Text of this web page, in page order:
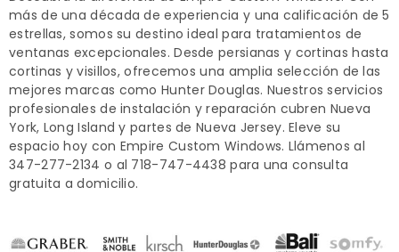
más de una década de experiencia y una calificación de 5
estrellas, somos su destino ideal para tratamientos de
ventanas excepcionales. Desde persianas y cortinas hasta
cortinas y visillos, ofrecemos una amplia selección de las
mejores marcas como Hunter Douglas. Nuestros servicios
profesionales de instalación y reparación cubren Nueva
York, Long Island y partes de Nueva Jersey. Eleve su
espacio hoy con Empire Custom Windows. Llámenos al
347-277-2134 o al 718-747-4438 para una consulta
gratuita a domicilio.